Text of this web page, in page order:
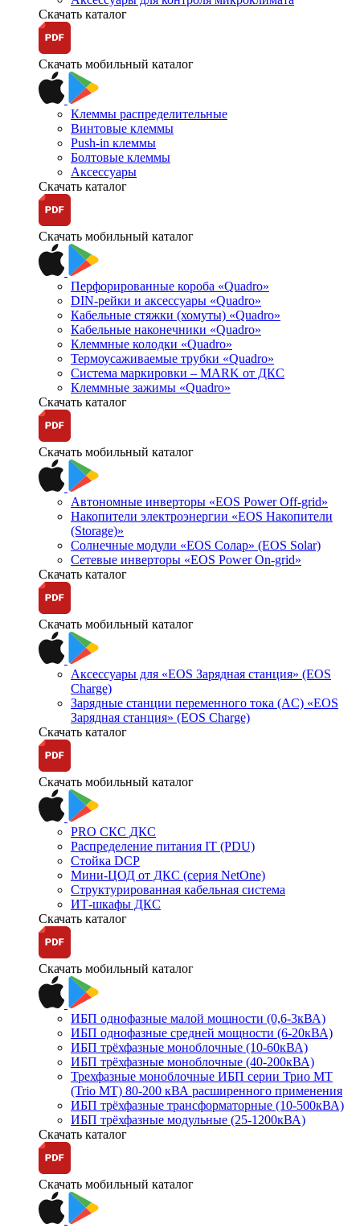
Скачать каталог
Скачать мобильный каталог
Клеммы распределительные
Винтовые клеммы
Push-in клеммы
Болтовые клеммы
Аксессуары
Скачать каталог
Скачать мобильный каталог
Перфорированные короба «Quadro»
DIN-рейки и аксессуары «Quadro»
Кабельные стяжки (хомуты) «Quadro»
Кабельные наконечники «Quadro»
Клеммные колодки «Quadro»
Термоусаживаемые трубки «Quadro»
Система маркировки – MARK от ДКС
Клеммные зажимы «Quadro»
Скачать каталог
Скачать мобильный каталог
Автономные инверторы «EOS Power Off-grid»
Накопители электроэнергии «EOS Накопители
(Storage)»
Солнечные модули «EOS Солар» (EOS Solar)
Сетевые инверторы «EOS Power On-grid»
Скачать каталог
Скачать мобильный каталог
Аксессуары для «EOS Зарядная станция» (EOS
Charge)
Зарядные станции переменного тока (AC) «EOS
Зарядная станция» (EOS Charge)
Скачать каталог
Скачать мобильный каталог
PRO СКС ДКС
Распределение питания IT (PDU)
Стойка DCP
Мини-ЦОД от ДКС (серия NetOne)
Структурированная кабельная система
ИТ-шкафы ДКС
Скачать каталог
Скачать мобильный каталог
ИБП однофазные малой мощности (0,6-3кВА)
ИБП однофазные средней мощности (6-20кВА)
ИБП трёхфазные моноблочные (10-60кВА)
ИБП трёхфазные моноблочные (40-200кВА)
Трехфазные моноблочные ИБП серии Трио МТ
(Trio MT) 80-200 кВА расширенного применения
ИБП трёхфазные трансформаторные (10-500кВА)
ИБП трёхфазные модульные (25-1200кВА)
Скачать каталог
Скачать мобильный каталог